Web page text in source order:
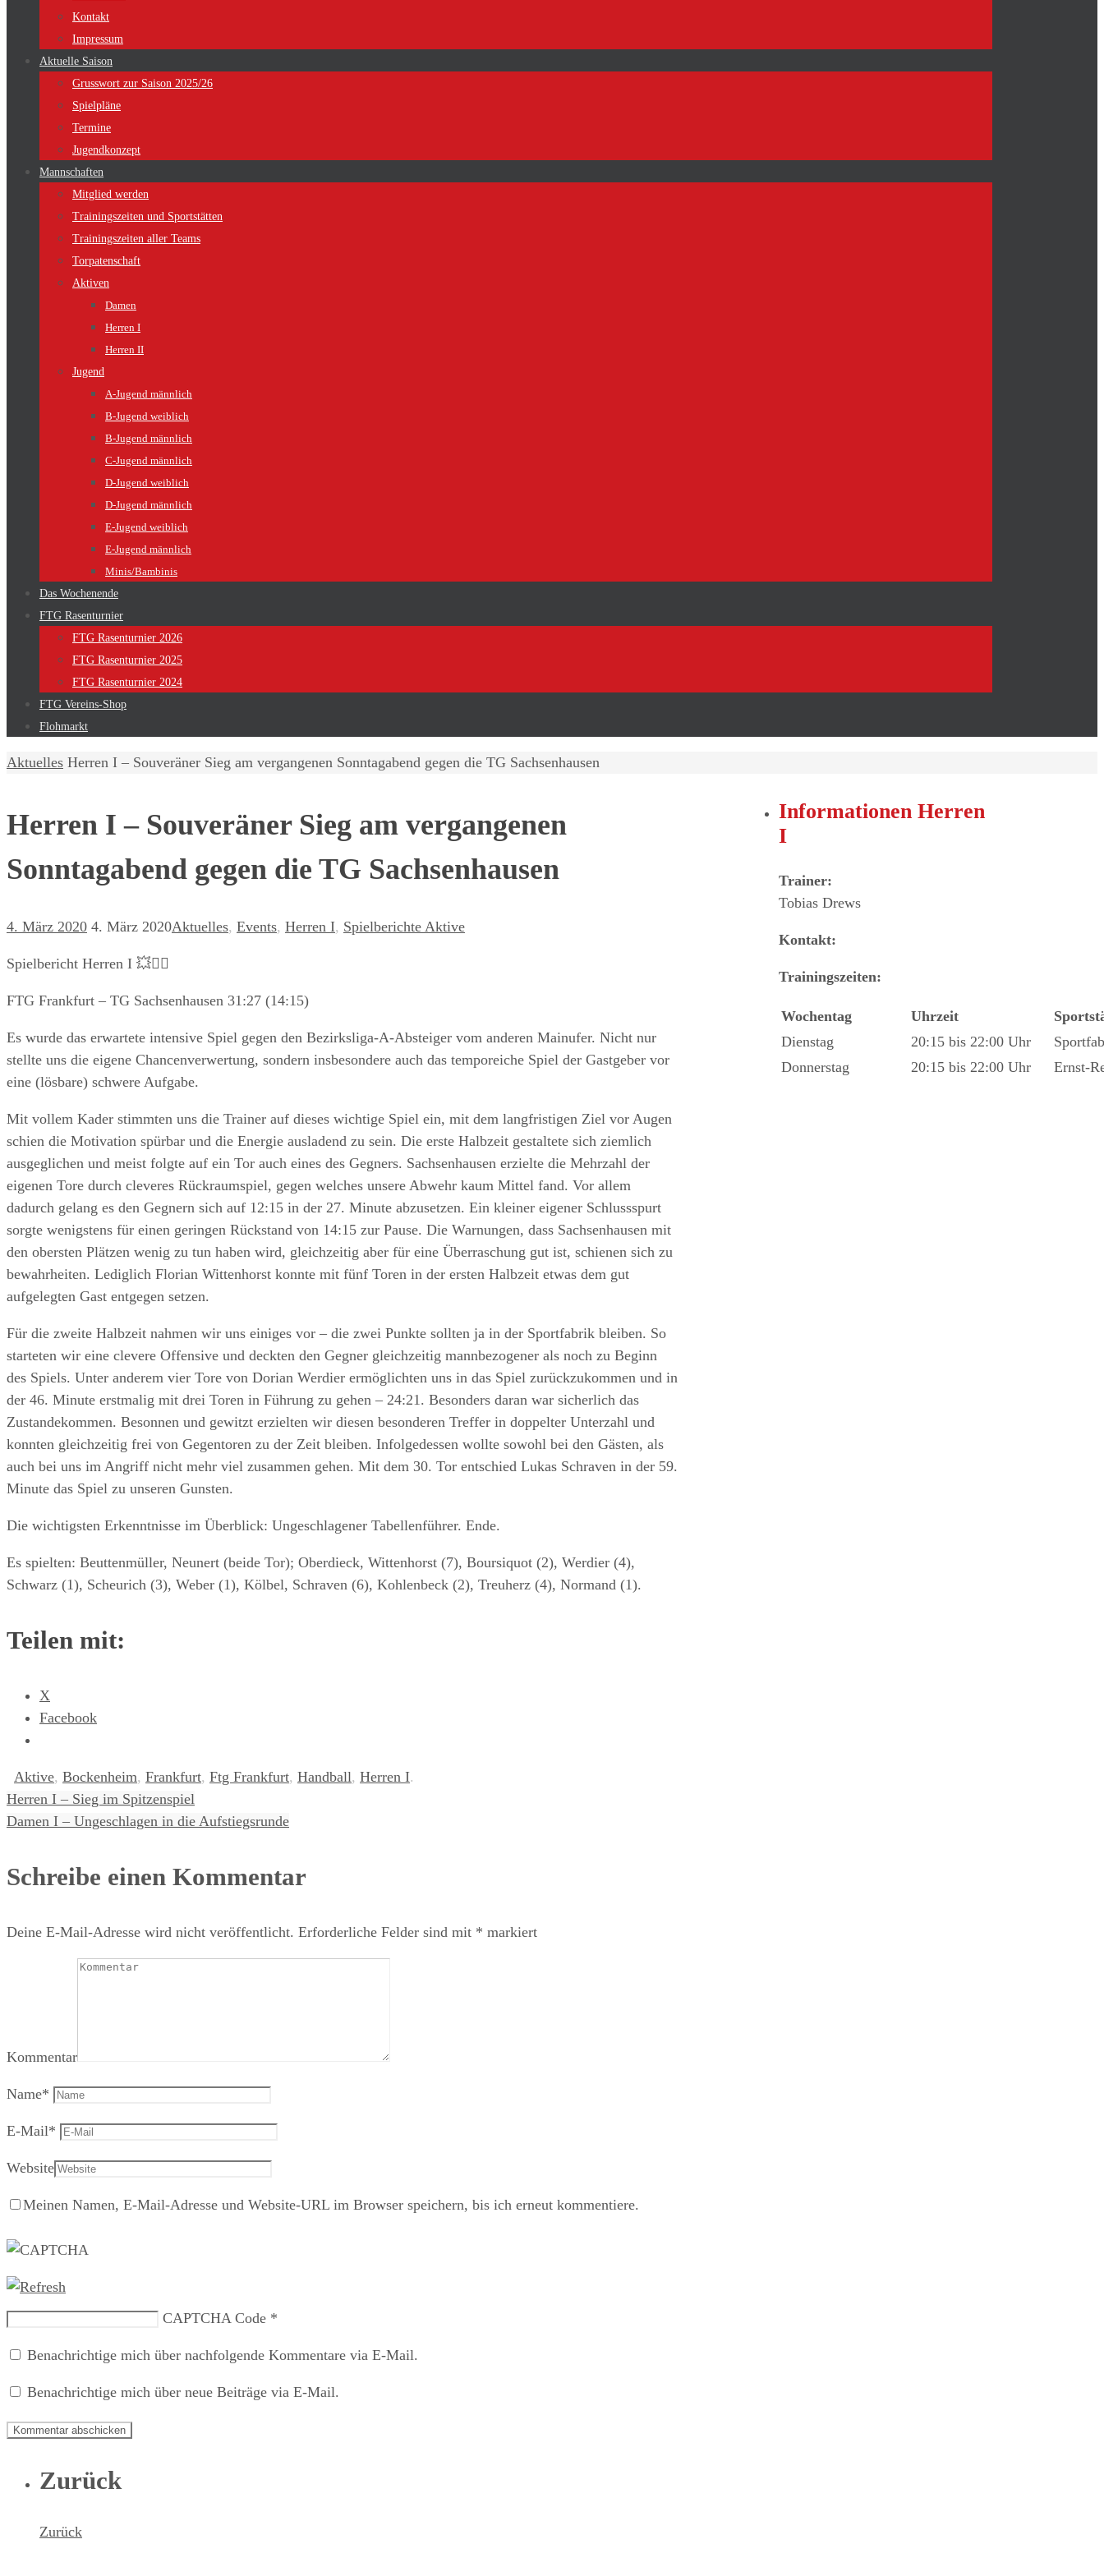
Kontakt
Impressum
Aktuelle Saison
Grusswort zur Saison 2025/26
Spielpläne
Termine
Jugendkonzept
Mannschaften
Mitglied werden
Trainingszeiten und Sportstätten
Trainingszeiten aller Teams
Torpatenschaft
Aktiven
Damen
Herren I
Herren II
Jugend
A-Jugend männlich
B-Jugend weiblich
B-Jugend männlich
C-Jugend männlich
D-Jugend weiblich
D-Jugend männlich
E-Jugend weiblich
E-Jugend männlich
Minis/Bambinis
Das Wochenende
FTG Rasenturnier
FTG Rasenturnier 2026
FTG Rasenturnier 2025
FTG Rasenturnier 2024
FTG Vereins-Shop
Flohmarkt
Home
Aktuelles Herren I – Souveräner Sieg am vergangenen Sonntagabend gegen die TG Sachsenhausen
Herren I – Souveräner Sieg am vergangenen
Sonntagabend gegen die TG Sachsenhausen
4. März 2020 4. März 2020Aktuelles, Events, Herren I, Spielberichte Aktive
Spielbericht Herren I 💥🤾‍♂️
FTG Frankfurt – TG Sachsenhausen 31:27 (‪14:15‬)
Es wurde das erwartete intensive Spiel gegen den Bezirksliga-A-Absteiger vom anderen Mainufer. Nicht nur
stellte uns die eigene Chancenverwertung, sondern insbesondere auch das temporeiche Spiel der Gastgeber vor
eine (lösbare) schwere Aufgabe.
Mit vollem Kader stimmten uns die Trainer auf dieses wichtige Spiel ein, mit dem langfristigen Ziel vor Augen
schien die Motivation spürbar und die Energie ausladend zu sein. Die erste Halbzeit gestaltete sich ziemlich
ausgeglichen und meist folgte auf ein Tor auch eines des Gegners. Sachsenhausen erzielte die Mehrzahl der
eigenen Tore durch cleveres Rückraumspiel, gegen welches unsere Abwehr kaum Mittel fand. Vor allem
dadurch gelang es den Gegnern sich auf ‪12:15‬ in der 27. Minute abzusetzen. Ein kleiner eigener Schlussspurt
sorgte wenigstens für einen geringen Rückstand von ‪14:15‬ zur Pause. Die Warnungen, dass Sachsenhausen mit
den obersten Plätzen wenig zu tun haben wird, gleichzeitig aber für eine Überraschung gut ist, schienen sich zu
bewahrheiten. Lediglich Florian Wittenhorst konnte mit fünf Toren in der ersten Halbzeit etwas dem gut
aufgelegten Gast entgegen setzen.
Für die zweite Halbzeit nahmen wir uns einiges vor – die zwei Punkte sollten ja in der Sportfabrik bleiben. So
starteten wir eine clevere Offensive und deckten den Gegner gleichzeitig mannbezogener als noch zu Beginn
des Spiels. Unter anderem vier Tore von Dorian Werdier ermöglichten uns in das Spiel zurückzukommen und in
der 46. Minute erstmalig mit drei Toren in Führung zu gehen – 24:21. Besonders daran war sicherlich das
Zustandekommen. Besonnen und gewitzt erzielten wir diesen besonderen Treffer in doppelter Unterzahl und
konnten gleichzeitig frei von Gegentoren zu der Zeit bleiben. Infolgedessen wollte sowohl bei den Gästen, als
auch bei uns im Angriff nicht mehr viel zusammen gehen. Mit dem 30. Tor entschied Lukas Schraven in der 59.
Minute das Spiel zu unseren Gunsten.
Die wichtigsten Erkenntnisse im Überblick: Ungeschlagener Tabellenführer. Ende.
Es spielten: Beuttenmüller, Neunert (beide Tor); Oberdieck, Wittenhorst (7), Boursiquot (2), Werdier (4),
Schwarz (1), Scheurich (3), Weber (1), Kölbel, Schraven (6), Kohlenbeck (2), Treuherz (4), Normand (1).
Teilen mit:
X
Facebook
Aktive, Bockenheim, Frankfurt, Ftg Frankfurt, Handball, Herren I.
Herren I – Sieg im Spitzenspiel
Damen I – Ungeschlagen in die Aufstiegsrunde
Schreibe einen Kommentar
Deine E-Mail-Adresse wird nicht veröffentlicht. Erforderliche Felder sind mit * markiert
Kommentar
Name*
E-Mail*
Website
Meinen Namen, E-Mail-Adresse und Website-URL im Browser speichern, bis ich erneut kommentiere.
CAPTCHA Code *
Benachrichtige mich über nachfolgende Kommentare via E-Mail.
Benachrichtige mich über neue Beiträge via E-Mail.
Zurück
Zurück
Informationen Herren
I
Trainer:
Tobias Drews
Kontakt:
Trainingszeiten:
Wochentag Uhrzeit
Dienstag
20:15 bis 22:00 Uhr
Donnerstag
20:15 bis 22:00 Uhr Ernst-